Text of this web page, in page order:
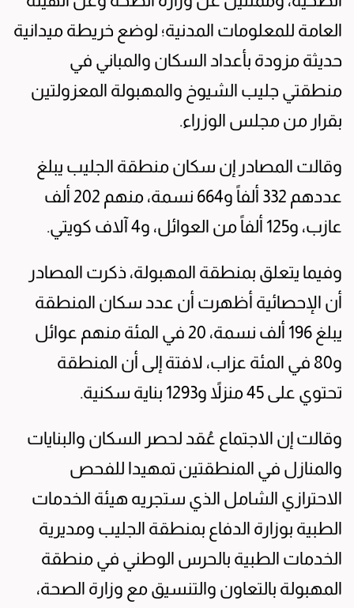
العامة للمعلومات المدنية؛ لوضع خريطة ميدانية
حديثة مزودة بأعداد السكان والمباني في
منطقتي جليب الشيوخ والمهبولة المعزولتين
بقرار من مجلس الوزراء.
وقالت المصادر إن سكان منطقة الجليب يبلغ
عددهم 332 ألفاً و664 نسمة، منهم 202 ألف
عازب، و125 ألفاً من العوائل، و4 آلاف كويتي.
وفيما يتعلق بمنطقة المهبولة، ذكرت المصادر
أن الإحصائية أظهرت أن عدد سكان المنطقة
يبلغ 196 ألف نسمة، 20 في المئة منهم عوائل
و80 في المئة عزاب، لافتة إلى أن المنطقة
تحتوي على 45 منزلاً و1293 بناية سكنية.
وقالت إن الاجتماع عُقد لحصر السكان والبنايات
والمنازل في المنطقتين تمهيدا للفحص
الاحترازي الشامل الذي ستجريه هيئة الخدمات
الطبية بوزارة الدفاع بمنطقة الجليب ومديرية
الخدمات الطبية بالحرس الوطني في منطقة
المهبولة بالتعاون والتنسيق مع وزارة الصحة،